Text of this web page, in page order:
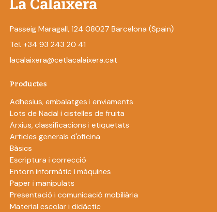
Passeig Maragall, 124 08027 Barcelona (Spain)
Tel. +34 93 243 20 41
lacalaixera@cetlacalaixera.cat
Productes
Adhesius, embalatges i enviaments
Lots de Nadal i cistelles de fruita
Arxius, classificacions i etiquetats
Articles generals d'oficina
Bàsics
Escriptura i correcció
Entorn informàtic i màquines
Paper i manipulats
Presentació i comunicació mobiliària
Material escolar i didàctic